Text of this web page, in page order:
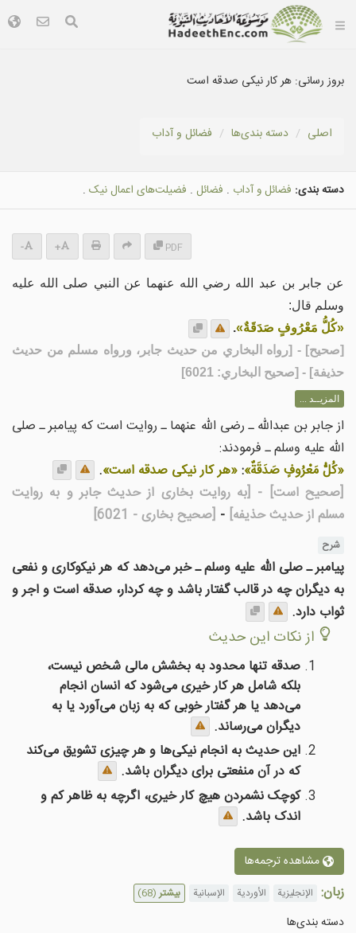
بروز رسانی: هر کار نیکی صدقه است
اصلی دسته بندى‌ها فضائل و آداب
دسته بندی: فضائل و آداب . فضائل . فضيلت‌هاى اعمال نیک .
PDF
+
-
عن جابر بن عبد الله رضي الله عنهما عن النبي صلى الله عليه
وسلم قال:
«كُلُّ مَعْرُوفٍ صَدَقَةٌ».
[صحيح] - [رواه البخاري من حديث جابر، ورواه مسلم من حديث
حذيفة] - [صحيح البخاري: 6021]
المزيــد ...
از جابر بن عبدالله ـ رضی الله عنهما ـ روایت است که پیامبر ـ صلی
الله علیه وسلم ـ فرمودند:
«كُلُّ مَعْرُوفٍ صَدَقَةٌ»:«هر کار نیکی صدقه است».
[صحیح است] - [به روایت بخاری از حدیث جابر و به روایت
مسلم از حدیث حذیفه] - [صحیح بخاری - 6021]
شرح
پیامبر ـ صلی الله علیه وسلم ـ خبر می‌دهد که هر نیکوکاری و نفعی
به دیگران چه در قالب گفتار باشد و چه کردار، صدقه است و اجر و
ثواب دارد.
از نکات این حدیث
صدقه تنها محدود به بخشش مالی شخص نیست،
بلکه شامل هر کار خیری می‌شود که انسان انجام
می‌دهد یا هر گفتار خوبی که به زبان می‌آورد یا به
دیگران می‌رساند.
این حدیث به انجام نیکی‌ها و هر چیزی تشویق می‌کند
که در آن منفعتی برای دیگران باشد.
کوچک نشمردن هیچ کار خیری، اگرچه به ظاهر کم و
اندک باشد.
مشاهده ترجمه‌ها
زبان: الإنجليزية الأوردية الإسبانية بیشتر(68)
دسته بندى‌ها